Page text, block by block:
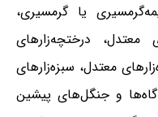
یا گرمسیری،
معتدل، درختچه‌زارهای
معتدل، سبزه‌زارهای
و جنگل‌های پیشین